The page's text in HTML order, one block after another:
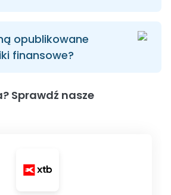
opublikowane
finansowe?
Sprawdź nasze